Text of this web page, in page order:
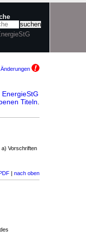
EnergieStG
Titeln
a) Vorschriften
| nach oben